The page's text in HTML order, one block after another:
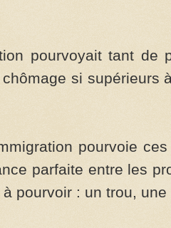
pourvoyait tant de
si supérieurs
pourvoie
parfaite entre les
pourvoir : un trou,